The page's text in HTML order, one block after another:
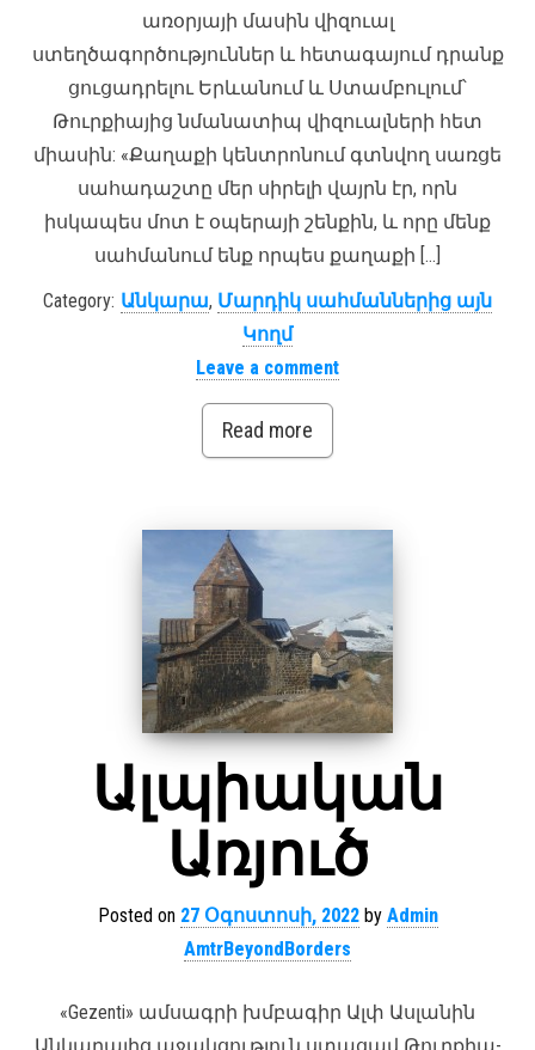
առօրյայի մասին վիզուալ
ստեղծագործություններ և հետագայում դրանք
ցուցադրելու Երևանում և Ստամբուլում՝
Թուրքիայից նմանատիպ վիզուալների հետ
միասին: «Քաղաքի կենտրոնում գտնվող սառցե
սահադաշտը մեր սիրելի վայրն էր, որն
իսկապես մոտ է օպերայի շենքին, և որը մենք
սահմանում ենք որպես քաղաքի […]
Category: Անկարա, Մարդիկ սահմաններից այն
Կողմ
Leave a comment
Read more
Ալպիական
Առյուծ
Posted on 27 Օգոստոսի, 2022by Admin
AmtrBeyondBorders
«Gezenti» ամսագրի խմբագիր Ալփ Ասլանին